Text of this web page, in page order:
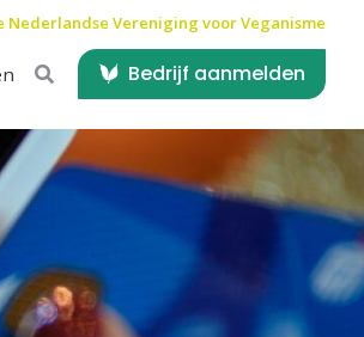
Nederlandse Vereniging voor Veganisme
Bedrijf aanmelden